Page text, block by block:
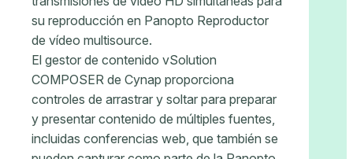
su reproducción en Panopto Reproductor
de vídeo multisource.
El gestor de contenido vSolution
COMPOSER de Cynap proporciona
controles de arrastrar y soltar para preparar
y presentar contenido de múltiples fuentes,
incluidas conferencias web, que también se